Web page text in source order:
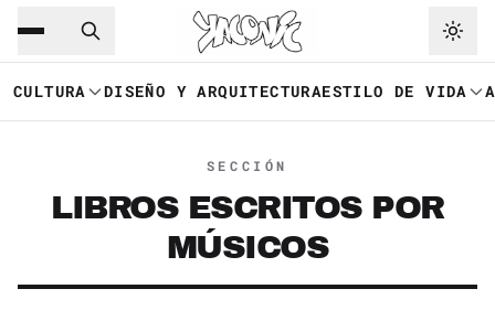
Saltar al contenido principal
CULTURA DISEÑO Y ARQUITECTURAESTILO DE VIDA
SECCIÓN
LIBROS ESCRITOS POR
MÚSICOS